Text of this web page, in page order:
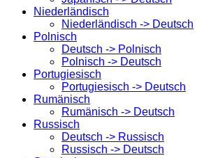
Niederländisch
Niederländisch -> Deutsch
Polnisch
Deutsch -> Polnisch
Polnisch -> Deutsch
Portugiesisch
Portugiesisch -> Deutsch
Rumänisch
Rumänisch -> Deutsch
Russisch
Deutsch -> Russisch
Russisch -> Deutsch